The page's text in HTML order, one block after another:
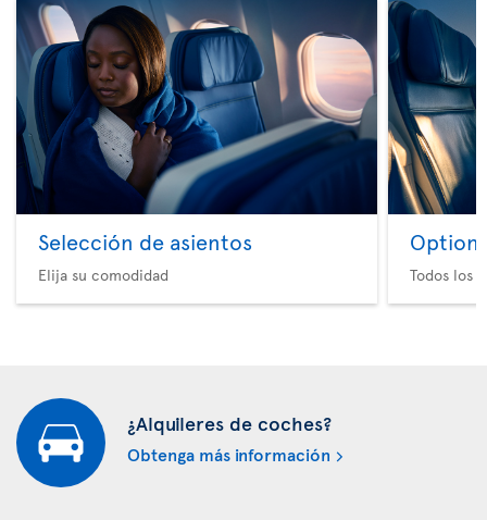
Selección de asientos
Elija su comodidad
Option
Todos los
¿Alquileres de coches?
Obtenga más información